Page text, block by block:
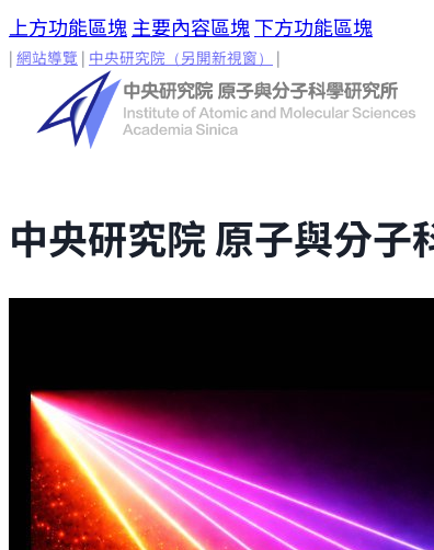
上方功能區塊 主要內容區塊 下方功能區塊
| 網站導覽 | 中央研究院 （另開新視窗） |
中央研究院 原子與分子